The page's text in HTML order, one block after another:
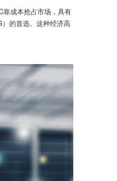
靠成本抢占市场，具有
的首选。这种经济高